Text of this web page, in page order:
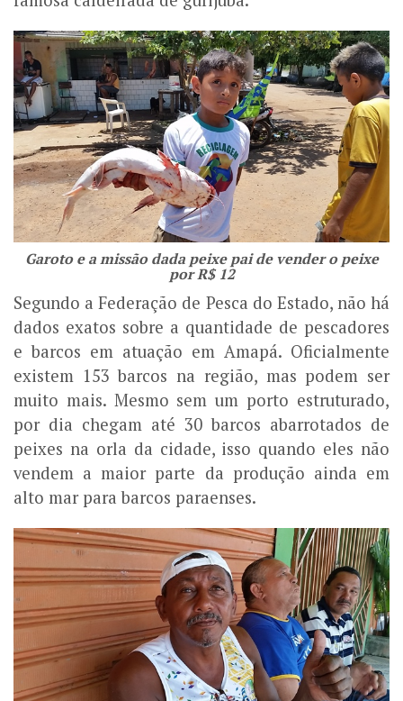
Garoto e a missão dada peixe pai de vender o peixe
por R$ 12
Segundo a Federação de Pesca do Estado, não há
dados exatos sobre a quantidade de pescadores
e barcos em atuação em Amapá. Oficialmente
existem 153 barcos na região, mas podem ser
muito mais. Mesmo sem um porto estruturado,
por dia chegam até 30 barcos abarrotados de
peixes na orla da cidade, isso quando eles não
vendem a maior parte da produção ainda em
alto mar para barcos paraenses.